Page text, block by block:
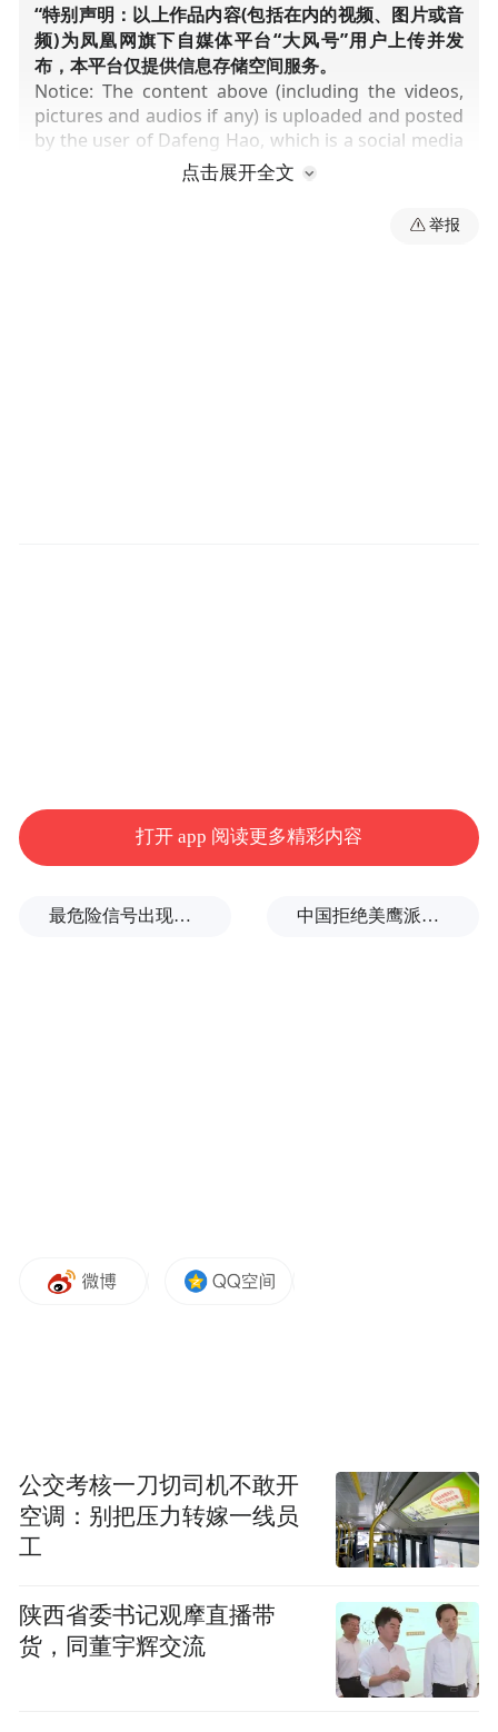
“特别声明：以上作品内容(包括在内的视频、图片或音
频)为凤凰网旗下自媒体平台“大风号”用户上传并发
布，本平台仅提供信息存储空间服务。
Notice: The content above (including the videos,
pictures and audios if any) is uploaded and posted
by the user of Dafeng Hao, which is a social media
platform and merely provides information storage
点击展开全文
举报
打开 app 阅读更多精彩内容
最危险信号出现！全球能源大动脉岌岌可危 中国拒绝美鹰派副防长访华？弦外之音被热议
公交考核一刀切司机不敢开
空调：别把压力转嫁一线员
工
陕西省委书记观摩直播带
货，同董宇辉交流